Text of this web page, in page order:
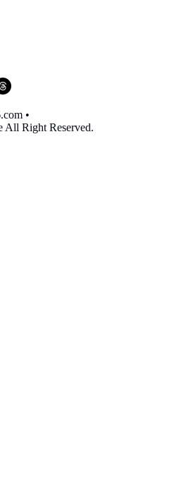
•
All Right Reserved.